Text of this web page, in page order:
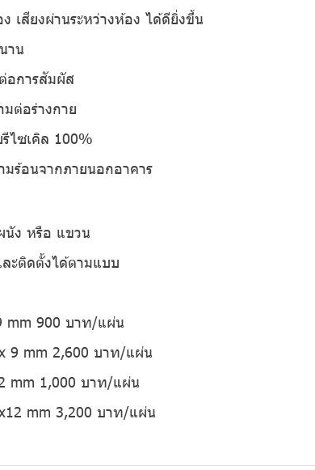
เสียงผ่านระหว่างห้อง ได้ดียิ่งขึ้น
าน
อการสัมผัส
ต่อร่างกาย
ไซเคิล 100%
มร้อนจากภายนอกอาคาร
นัง หรือ แขวน
ะติดตั้งได้ตามแบบ
mm 900 บาท/แผ่น
9 mm 2,600 บาท/แผ่น
mm 1,000 บาท/แผ่น
mm 3,200 บาท/แผ่น